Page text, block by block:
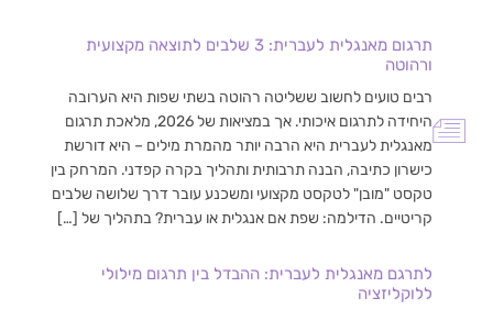
תרגום מאנגלית לעברית: 3 שלבים לתוצאה מקצועית
ורהוטה
רבים טועים לחשוב ששליטה רהוטה בשתי שפות היא הערובה
היחידה לתרגום איכותי. אך במציאות של 2026, מלאכת תרגום
מאנגלית לעברית היא הרבה יותר מהמרת מילים – היא דורשת
כישרון כתיבה, הבנה תרבותית ותהליך בקרה קפדני. המרחק בין
טקסט "מובן" לטקסט מקצועי ומשכנע עובר דרך שלושה שלבים
קריטיים. הדילמה: שפת אם אנגלית או עברית? בתהליך של […]
לתרגם מאנגלית לעברית: ההבדל בין תרגום מילולי
ללוקליזציה